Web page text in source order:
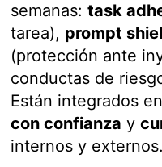
semanas:task
tarea), prompt
(protección ante
conductas de
Están integrados
con confianza y
internos y externos.